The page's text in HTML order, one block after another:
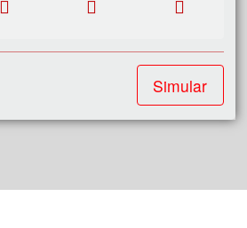
Simular